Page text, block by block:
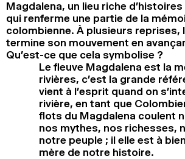
Magdalena, un lieu riche
qui renferme une partie de la
colombienne. À plusieurs reprises,
termine son mouvement en
Qu’est-ce que cela symbolise ?
Le fleuve Magdalena est la
rivières, c’est la grande
vient à l’esprit quand on
rivière, en tant que
flots du Magdalena coulent
nos mythes, nos richesses,
notre peuple ; il elle est à
mère de notre histoire.